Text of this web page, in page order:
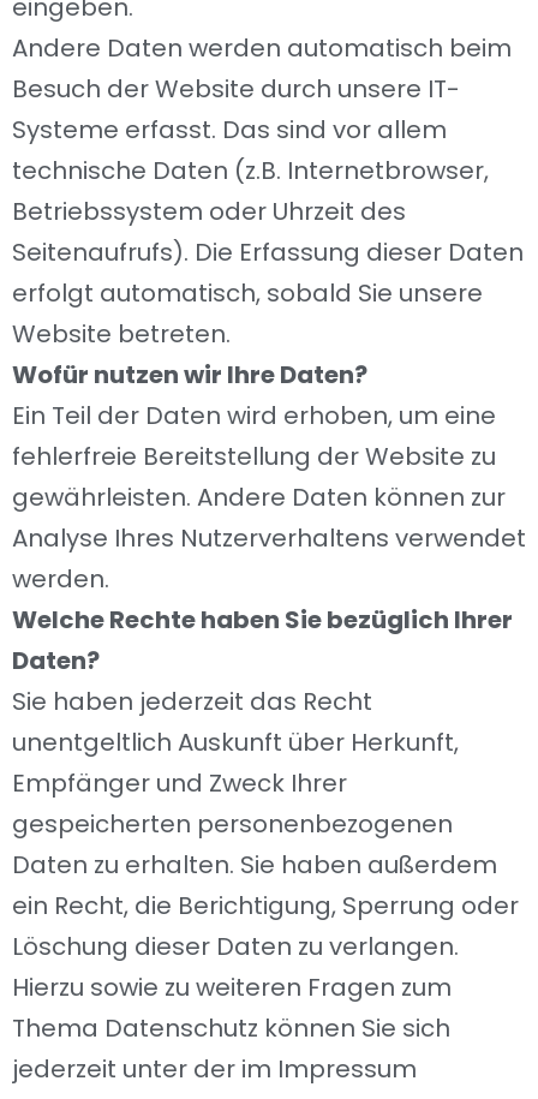
eingeben.
Andere Daten werden automatisch beim
Besuch der Website durch unsere IT-
Systeme erfasst. Das sind vor allem
technische Daten (z.B. Internetbrowser,
Betriebssystem oder Uhrzeit des
Seitenaufrufs). Die Erfassung dieser Daten
erfolgt automatisch, sobald Sie unsere
Website betreten.
Wofür nutzen wir Ihre Daten?
Ein Teil der Daten wird erhoben, um eine
fehlerfreie Bereitstellung der Website zu
gewährleisten. Andere Daten können zur
Analyse Ihres Nutzerverhaltens verwendet
werden.
Welche Rechte haben Sie bezüglich Ihrer
Daten?
Sie haben jederzeit das Recht
unentgeltlich Auskunft über Herkunft,
Empfänger und Zweck Ihrer
gespeicherten personenbezogenen
Daten zu erhalten. Sie haben außerdem
ein Recht, die Berichtigung, Sperrung oder
Löschung dieser Daten zu verlangen.
Hierzu sowie zu weiteren Fragen zum
Thema Datenschutz können Sie sich
jederzeit unter der im Impressum